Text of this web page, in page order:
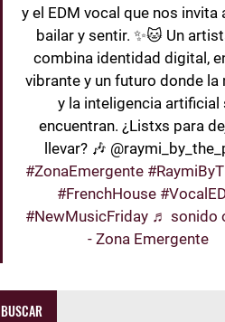
y el EDM vocal que nos invita
bailar y sentir. ✨🐱 Un
combina identidad digital,
vibrante y un futuro donde la
y la inteligencia artificial
encuentran. ¿Listxs para
llevar? 🎶
#ZonaEmergente
#FrenchHouse
#NewMusicFriday ♬ sonido
- Zona Emergente
BUSCAR